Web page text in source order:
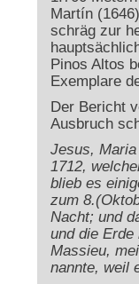
Martín
schräg zur
Pinos Altos
Exemplare
Der Bericht
Ausbruch
Jesus,
1712,
blieb es
zum
Nacht; und
und die Erde
Massieu,
nannte, weil